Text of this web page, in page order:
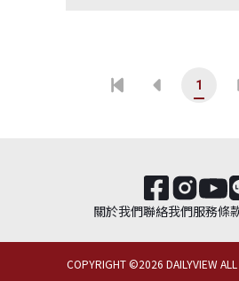
1
關於我們聯絡我們服務條
COPYRIGHT ©2026 DAILYVIEW